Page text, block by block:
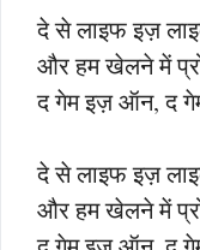
दे से लाइफ इज़
और हम खेलने में
द गेम इज़ ऑन, द
दे से लाइफ इज़
और हम खेलने में